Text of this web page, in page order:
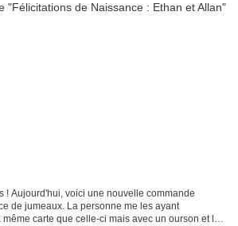
! Aujourd'hui, voici une nouvelle commande
de jumeaux. La personne me les ayant
carte que celle-ci mais avec un ourson et le